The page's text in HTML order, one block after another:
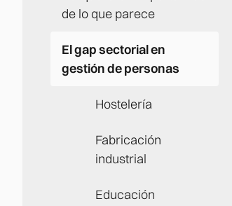
de lo que parece
El gap sectorial en
gestión de personas
Hostelería
Fabricación
industrial
Educación